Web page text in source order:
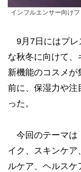
インフルエンサー向け
9月7日にはプレ
な秋冬に向けて、
新機能のコスメが
前に、保湿力や注
った。
今回のテーマは
イク、スキンケア
ルケア、ヘルス